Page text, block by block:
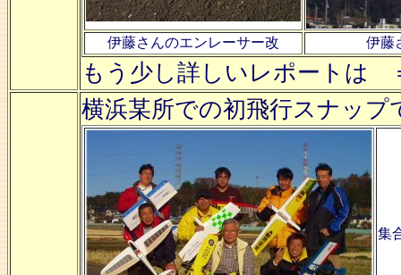
伊藤さんのエンレーサー改 伊藤
もう少し詳しいレポートは
横浜某所での初飛行スナップ
集